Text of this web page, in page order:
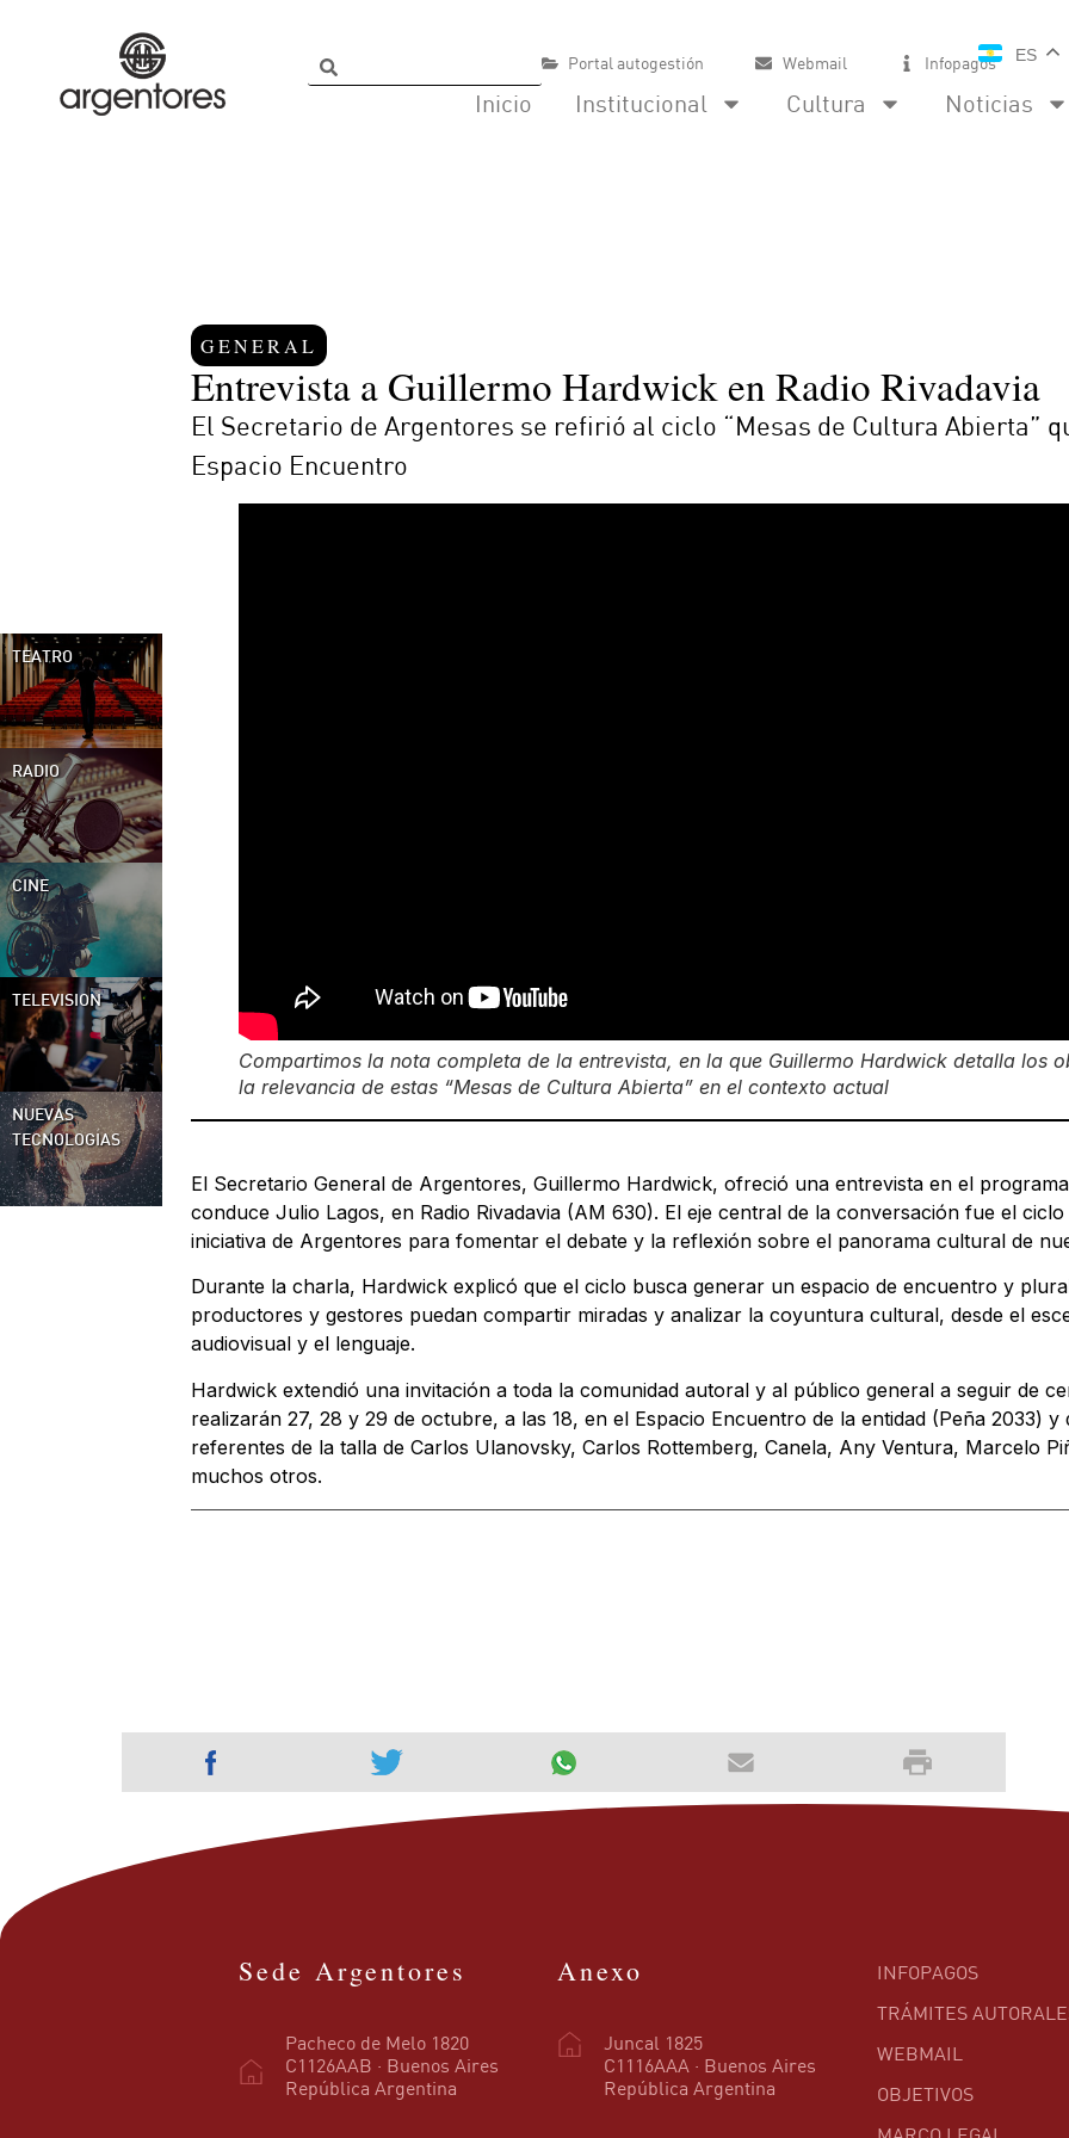
Inicio Institucional Cultura Noticias
Portal autogestión Webmail Infopagos ES
TEATRO
RADIO
CINE
TELEVISION
NUEVAS
TECNOLOGÍAS
GENERAL
Entrevista a Guillermo Hardwick en Radio Rivadavia
El Secretario de Argentores se refirió al ciclo “Mesas de Cultura Abierta”
Espacio Encuentro
Compartimos la nota completa de la entrevista, en la que Guillermo Hardwick detalla los
la relevancia de estas “Mesas de Cultura Abierta” en el contexto actual
El Secretario General de Argentores, Guillermo Hardwick, ofreció una entrevista en el
conduce Julio Lagos, en Radio Rivadavia (AM 630). El eje central de la conversación fue el
iniciativa de Argentores para fomentar el debate y la reflexión sobre el panorama cultural de
Durante la charla, Hardwick explicó que el ciclo busca generar un espacio de encuentro y
productores y gestores puedan compartir miradas y analizar la coyuntura cultural, desde el
audiovisual y el lenguaje.
Hardwick extendió una invitación a toda la comunidad autoral y al público general a seguir de
realizarán 27, 28 y 29 de octubre, a las 18, en el Espacio Encuentro de la entidad (Peña 2033)
referentes de la talla de Carlos Ulanovsky, Carlos Rottemberg, Canela, Any Ventura, Marcelo
muchos otros.
Sede Argentores
Pacheco de Melo 1820
C1126AAB · Buenos Aires
República Argentina
Anexo
Juncal 1825
C1116AAA · Buenos Aires
República Argentina
INFOPAGOS
TRÁMITES
WEBMAIL
OBJETIVOS